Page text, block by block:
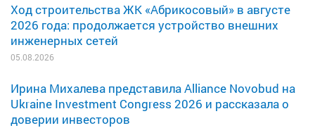
Ход строительства ЖК «Абрикосовый» в августе
2026 года: продолжается устройство внешних
инженерных сетей
05.08.2026
Ирина Михалева представила Alliance Novobud на
Ukraine Investment Congress 2026 и рассказала о
доверии инвесторов